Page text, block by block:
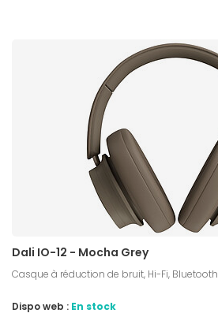
Dali IO-12 - Mocha Grey
Casque à réduction de bruit, Hi-Fi, Bluetooth
Dispo web : En stock